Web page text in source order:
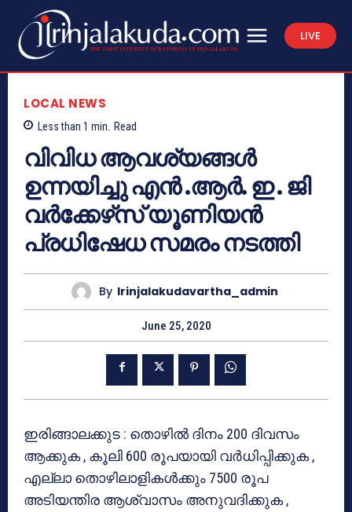
LIVE
LOCAL NEWS
Less than 1 min. Read
വിവിധ ആവശ്യങ്ങൾ
ഉന്നയിച്ചു എൻ .ആർ. ഇ . ജി
വർക്കേഴ്‌സ് യൂണിയൻ
പ്രധിഷേധ സമരം നടത്തി
By Irinjalakudavartha_admin
June 25, 2020
ഇരിങ്ങാലക്കുട : തൊഴിൽ ദിനം 200 ദിവസം
ആക്കുക , കൂലി 600 രൂപയായി വർധിപ്പിക്കുക ,
എല്ലാ തൊഴിലാളികൾക്കും 7500 രൂപ
അടിയന്തിര ആശ്വാസം അനുവദിക്കുക ,